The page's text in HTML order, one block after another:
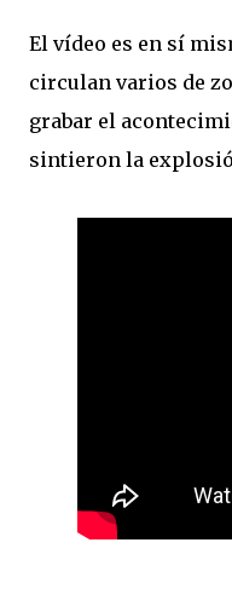
El vídeo es en sí
circulan varios de
grabar el
sintieron la